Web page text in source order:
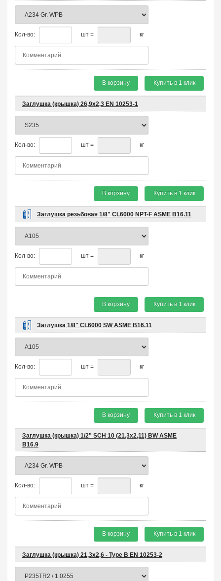
Кол-во: шт = кг
В корзину Купить в 1 клик
Заглушка (крышка) 26,9х2,3 EN 10253-1
Кол-во: шт = кг
В корзину Купить в 1 клик
Заглушка резьбовая 1/8" CL6000 NPT-F ASME B16.11
Кол-во: шт = кг
В корзину Купить в 1 клик
Заглушка 1/8" CL6000 SW ASME B16.11
Кол-во: шт = кг
В корзину Купить в 1 клик
Заглушка (крышка) 1/2" SCH 10 (21,3х2,11) BW ASME
B16.9
Кол-во: шт = кг
В корзину Купить в 1 клик
Заглушка (крышка) 21,3х2,6 - Type B EN 10253-2